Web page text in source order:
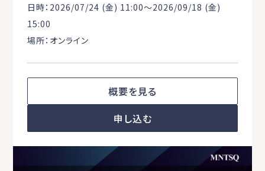
日時：2026/07/24 (金) 11:00〜2026/09/18 (金)
15:00
場所：オンライン
概要を見る
申し込む